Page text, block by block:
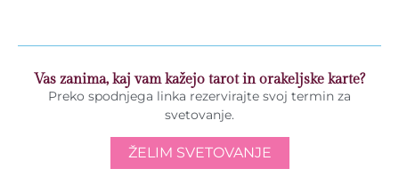
Vas zanima, kaj vam kažejo tarot in orakeljske karte?
Preko spodnjega linka rezervirajte svoj termin za
svetovanje.
ŽELIM SVETOVANJE